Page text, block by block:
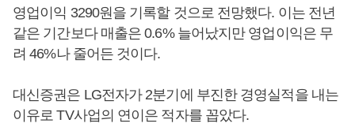
영업이익 3290원을 기록할 것으로 전망했다. 이는 전년
같은 기간보다 매출은 0.6% 늘어났지만 영업이익은 무
려 46%나 줄어든 것이다.
대신증권은 LG전자가 2분기에 부진한 경영실적을 내는
이유로 TV사업의 연이은 적자를 꼽았다.